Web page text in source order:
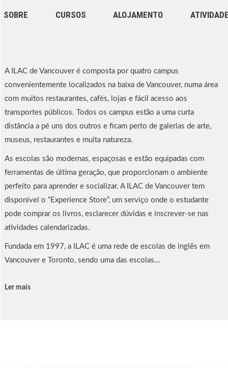
SOBRE CURSOS ALOJAMENTO
A ILAC de Vancouver é composta por quatro campus
convenientemente localizados na baixa de Vancouver, numa área
com muitos restaurantes, cafés, lojas e fácil acesso aos
transportes públicos. Todos os campus estão a uma curta
distância a pé uns dos outros e ficam perto de galerias de arte,
museus, restaurantes e muita natureza.
As escolas são modernas, espaçosas e estão equipadas com
ferramentas de última geração, que proporcionam o ambiente
perfeito para aprender e socializar. A ILAC de Vancouver tem
disponível o “Experience Store”, um serviço onde o estudante
pode comprar os livros, esclarecer dúvidas e inscrever-se nas
atividades calendarizadas.
Fundada em 1997, a ILAC é uma rede de escolas de inglês em
Vancouver e Toronto, sendo uma das escolas...
Ler mais